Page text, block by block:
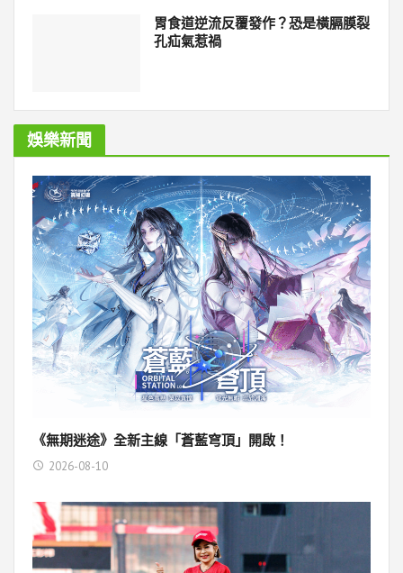
胃食道逆流反覆發作？恐是橫膈膜裂
孔疝氣惹禍
娛樂新聞
《無期迷途》全新主線「蒼藍穹頂」開啟！
2026-08-10